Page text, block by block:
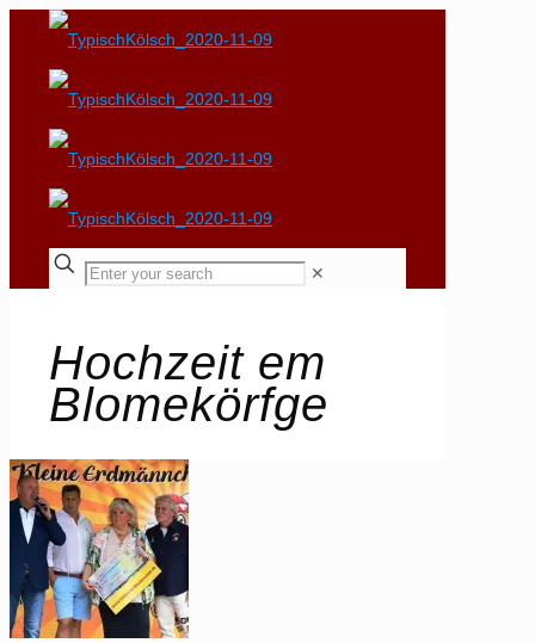
✕
Hochzeit em
Blomekörfge